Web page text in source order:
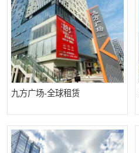
九方广场-全球租赁